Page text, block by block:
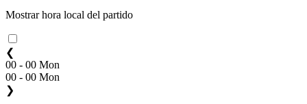
Mostrar hora local del partido
❮
00 - 00 Mon
00 - 00 Mon
❯